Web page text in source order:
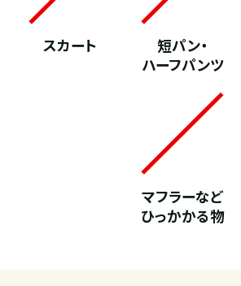
スカート
短パン・
ハーフパンツ
マフラーなど
ひっかかる物